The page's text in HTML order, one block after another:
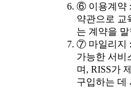
⑥ 이용계약 :
약관으로 교
는 계약을
⑦ 마일리지 :
가능한 서비
며, RISS가
구입하는 데